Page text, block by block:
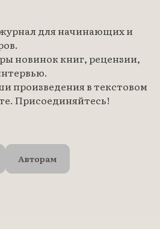
для начинающих и
новинок книг, рецензии,
произведения в текстовом
Присоединяйтесь!
Авторам